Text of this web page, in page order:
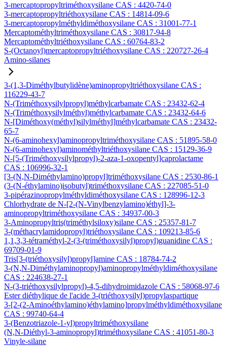
3-mercaptopropyltriméthoxysilane CAS : 4420-74-0
3-mercaptopropyltriéthoxysilane CAS : 14814-09-6
3-mercaptopropylméthyldiméthoxysilane CAS : 31001-77-1
Mercaptométhyltriméthoxysilane CAS : 30817-94-8
Mercaptométhyltriéthoxysilane CAS : 60764-83-2
S-(Octanoyl)mercaptopropyltriéthoxysilane CAS : 220727-26-4
Amino-silanes
3-(1,3-Diméthylbutylidène)aminopropyltriéthoxysilane CAS :
116229-43-7
N-(Triméthoxysilylpropyl)méthylcarbamate CAS : 23432-62-4
N-(Triméthoxysilylméthyl)méthylcarbamate CAS : 23432-64-6
N-[Diméthoxy(méthyl)silylméthyl]méthylcarbamate CAS : 23432-
65-7
N-(6-aminohexyl)aminopropyltriméthoxysilane CAS : 51895-58-0
N-(6-aminohexyl)aminométhyltriéthoxysilane CAS : 15129-36-9
N-[5-(Triméthoxysilylpropyl)-2-aza-1-oxopentyl]caprolactame
CAS : 106996-32-1
[3-(N,N-Diméthylamino)propyl]triméthoxysilane CAS : 2530-86-1
(3-(N-éthylamino)isobutyl)triméthoxysilane CAS : 227085-51-0
3-pipérazinopropylméthyldiméthoxysilane CAS : 128996-12-3
Chlorhydrate de N-[2-(N-Vinylbenzylamino)éthyl]-3-
aminopropyltriméthoxysilane CAS : 34937-00-3
3-Aminopropyltris(triméthylsiloxy)silane CAS : 25357-81-7
3-(méthacrylamidopropyl)triéthoxysilane CAS : 109213-85-6
1,1,3,3-tétraméthyl-2-(3-(triméthoxysilyl)propyl)guanidine CAS :
69709-01-9
Tris[3-(triéthoxysilyl)propyl]amine CAS : 18784-74-2
3-(N,N-Diméthylaminopropyl)aminopropylméthyldiméthoxysilane
CAS : 224638-27-1
N-(3-triéthoxysilylpropyl)-4,5-dihydroimidazole CAS : 58068-97-6
Ester diéthylique de l'acide 3-(triéthoxysilyl)propylaspartique
3-[2-(2-Aminoéthylamino)éthylamino]propylméthyldiméthoxysilane
CAS : 99740-64-4
3-(Benzotriazole-1-yl)propyltriméthoxysilane
(N,N-Diéthyl-3-aminopropyl)triméthoxysilane CAS : 41051-80-3
Vinyle-silane